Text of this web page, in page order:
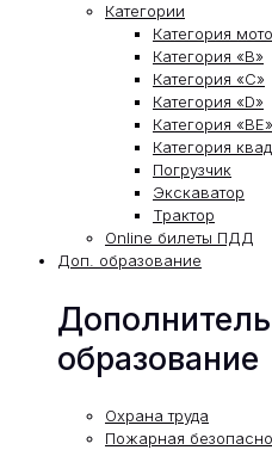
Категории
Категория
Категория «В»
Категория «С»
Категория «D»
Категория
Категория
Погрузчик
Экскаватор
Трактор
Online билеты ПДД
Доп. образование
образование
Охрана труда
Пожарная